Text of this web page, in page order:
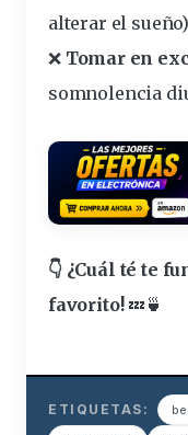
alterar el
❌ Tomar en
somnolencia
👇 ¿Cuál té te
favorito!💤🍵
ETIQUETAS: